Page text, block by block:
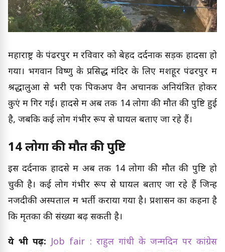
महाराष्ट्र के पंढरपुर में रविवार को बेहद दर्दनाक सड़क हादसा हो
गया। भगवान विष्णु के प्रसिद्ध मंदिर के लिए मशहूर पंढरपुर में
श्रद्धालुओं से भरी एक पिकअप वैन अचानक अनियंत्रित होकर
कुएं में गिर गई। हादसे में अब तक 14 लोगों की मौत की पुष्टि हुई
है, जबकि कई लोग गंभीर रूप से घायल बताए जा रहे हैं।
14 लोगों की मौत की पुष्टि
इस दर्दनाक हादसे में अब तक 14 लोगों की मौत की पुष्टि हो
चुकी है। कई लोग गंभीर रूप से घायल बताए जा रहे हैं जिन्हें
नजदीकी अस्पताल में भर्ती कराया गया है। प्रशासन का कहना है
कि मृतकों की संख्या बढ़ सकती है।
ये भी पढ़ें: Job fair : राहुल गांधी के जन्मदिन पर कांग्रेस